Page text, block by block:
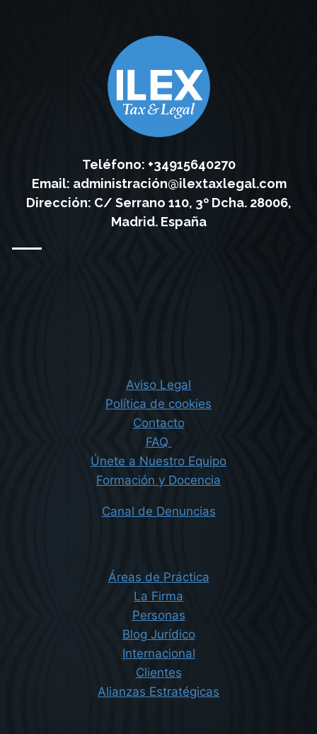
Teléfono: +34915640270
Email: administración@ilextaxlegal.com
Dirección: C/ Serrano 110, 3º Dcha. 28006,
Madrid. España
Aviso Legal
Política de cookies
Contacto
FAQ
Únete a Nuestro Equipo
Formación y Docencia
Canal de Denuncias
Áreas de Práctica
La Firma
Personas
Blog Jurídico
Internacional
Clientes
Alianzas Estratégicas